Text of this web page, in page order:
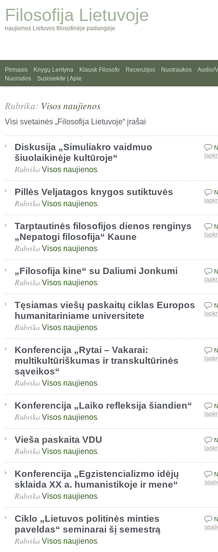
Filosofija Lietuvoje
naujienos Lietuvos filosofinėje padangėje
Pirmasis Knygų Lentyna Klausk Filosofo Recenzijos Nuotraukos
Audio/
Nuorodos
Susisiekite | Apie
Rubrika: Visos naujienos
Visi svetainės „Filosofija Lietuvoje“ įrašai
Diskusija „Simuliakro vaidmuo
šiuolaikinėje kultūroje“
Rubrika Visos naujienos.
Pillės Veljatagos knygos sutiktuvės
Rubrika Visos naujienos.
Tarptautinės filosofijos dienos renginys
„Nepatogi filosofija“ Kaune
Rubrika Visos naujienos.
„Filosofija kine“ su Daliumi Jonkumi
Rubrika Visos naujienos.
Tęsiamas viešų paskaitų ciklas Europos
humanitariniame universitete
Rubrika Visos naujienos.
Konferencija „Rytai – Vakarai:
multikultūriškumas ir transkultūrinės
sąveikos“
Rubrika Visos naujienos.
Konferencija „Laiko refleksija šiandien“
Rubrika Visos naujienos.
Vieša paskaita VDU
Rubrika Visos naujienos.
Konferencija „Egzistencializmo idėjų
sklaida XX a. humanistikoje ir mene“
Rubrika Visos naujienos.
Ciklo „Lietuvos politinės minties
paveldas“ seminarai šį semestrą
Rubrika Visos naujienos.